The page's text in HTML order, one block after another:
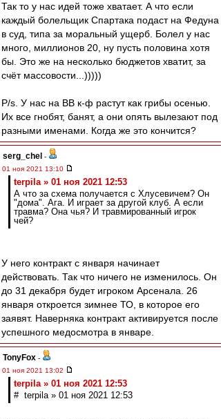
Так то у нас идей тоже хватает. А что если
каждый болельщик Спартака подаст на Федуна
в суд, типа за моральный ущерб. Болел у нас
много, миллионов 20, ну пусть половина хотя
бы. Это же на несколько бюджетов хватит, за
счёт массовости...)))))
P/s. У нас на ВВ к-ф растут как грибы осенью.
Их все гнобят, банят, а они опять вылезают под
разными именами. Когда же это кончится?
serg_chel -
01 ноя 2021 13:10
terpila » 01 ноя 2021 12:53
А что за схема получается с Хлусевичем? Он
"дома". Ага. И играет за другой клуб. А если
травма? Она чья? И травмированный игрок
чей?
У него контракт с января начинает
действовать. Так что ничего не изменилось. Он
до 31 декабря будет игроком Арсенала. 26
января откроется зимнее ТО, в которое его
заявят. Наверняка контракт активируется после
успешного медосмотра в январе.
TonyFox -
01 ноя 2021 13:02
terpila » 01 ноя 2021 12:53
# terpila » 01 ноя 2021 12:53